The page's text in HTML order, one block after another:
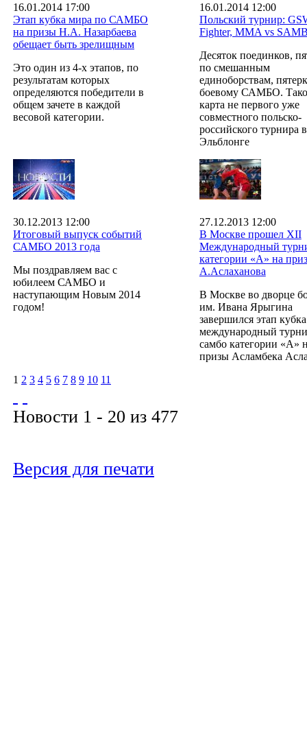
16.01.2014 17:00
Этап кубка мира по САМБО
на призы Н.А. Назарбаева
обещает быть зрелищным
Это один из 4-х этапов, по
результатам которых
определяются победители в
общем зачете в каждой
весовой категории.
16.01.2014 12:00
Польский турнир:
Fighter, MMA vs
Десяток поединков,
по смешанным
единоборствам,
боевому САМБО.
карта не первого уже
совместного польско-
российского турнира в
Эльблонге
30.12.2013 12:00
Итоговый выпуск событий
САМБО 2013 года
Мы поздравляем вас с
юбилеем САМБО и
наступающим Новым 2014
годом!
27.12.2013 12:00
В Москве прошел XII
Международный
категории «А» на
А.Аслаханова
В Москве во дворце
им. Ивана Ярыгина
завершился этап
международный
самбо категории «А»
призы Асламбека
1 2 3 4 5 6 7 8 9 10 11
Новости 1 - 20 из 477
Версия для печати